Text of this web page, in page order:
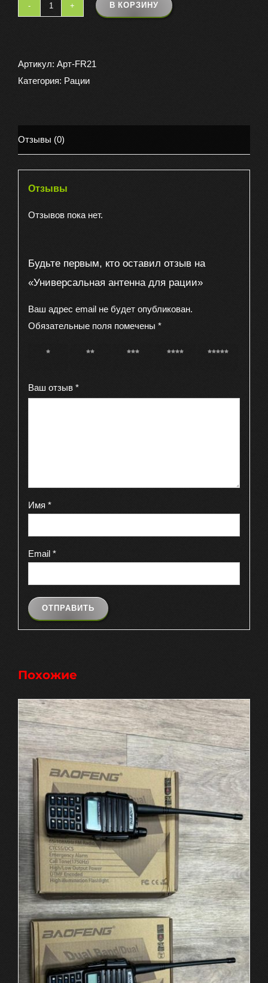
Количество
антенна
для
В КОРЗИНУ
Артикул: Арт-FR21
Категория: Рации
Отзывы (0)
Отзывы
Отзывов пока нет.
Будьте первым, кто оставил отзыв на
«Универсальная антенна для рации»
Ваш адрес email не будет опубликован.
Обязательные поля помечены *
1 из 5
2 из 5
3 из 5
4 из 5
5 из 5
Ваш отзыв *
Имя *
Email *
Похожие